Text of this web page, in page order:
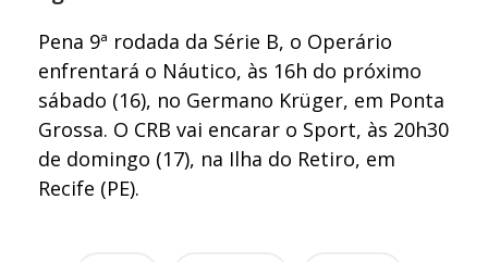
Pena 9ª rodada da Série B, o Operário
enfrentará o Náutico, às 16h do próximo
sábado (16), no Germano Krüger, em Ponta
Grossa. O CRB vai encarar o Sport, às 20h30
de domingo (17), na Ilha do Retiro, em
Recife (PE).